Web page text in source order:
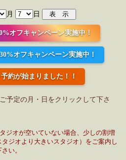
月 日
オフキャンペーン実施中！
オフキャンペーン実施中！
約が始まりました！！
予定の月・日をクリックして下さ
ジオが空いていない場合、少しの割増
ジオより大きいスタジオ）をご案内し
い。